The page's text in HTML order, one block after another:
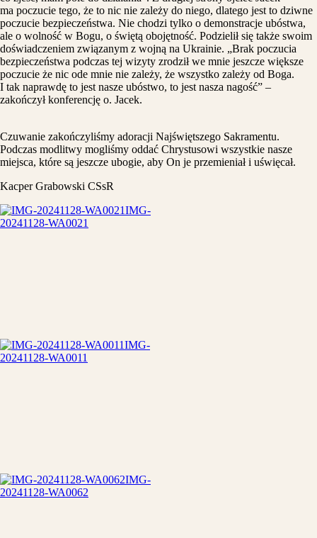
ma poczucie tego, że to nic nie zależy do niego, dlatego jest to dziwne
poczucie bezpieczeństwa. Nie chodzi tylko o demonstracje ubóstwa,
ale o wolność w Bogu, o świętą obojętność. Podzielił się także swoim
doświadczeniem związanym z wojną na Ukrainie. „Brak poczucia
bezpieczeństwa podczas tej wizyty zrodził we mnie jeszcze większe
poczucie że nic ode mnie nie zależy, że wszystko zależy od Boga.
I tak naprawdę to jest nasze ubóstwo, to jest nasza nagość” –
zakończył konferencję o. Jacek.
Czuwanie zakończyliśmy adoracji Najświętszego Sakramentu.
Podczas modlitwy mogliśmy oddać Chrystusowi wszystkie nasze
miejsca, które są jeszcze ubogie, aby On je przemieniał i uświęcał.
Kacper Grabowski CSsR
IMG-
20241128-WA0021
IMG-
20241128-WA0011
IMG-
20241128-WA0062